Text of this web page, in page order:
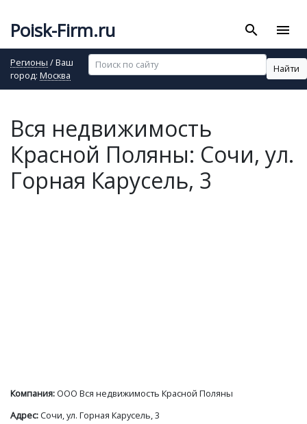
Poisk-Firm.ru search menu
Регионы / Ваш
город: Москва
Найти
Вся недвижимость
Красной Поляны: Сочи, ул.
Горная Карусель, 3
Компания: ООО Вся недвижимость Красной Поляны
Адрес:Сочи, ул. Горная Карусель, 3